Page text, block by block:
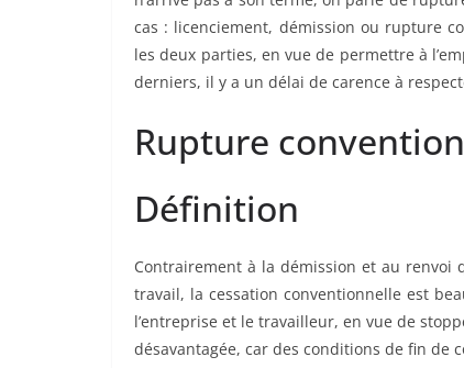
cas : licenciement, démission ou rupture
les deux parties, en vue de permettre à
derniers, il y a un délai de carence à
Rupture
Définition
Contrairement à la démission et au
travail, la cessation conventionnelle est
l’entreprise et le travailleur, en vue de
désavantagée, car des conditions de fin de